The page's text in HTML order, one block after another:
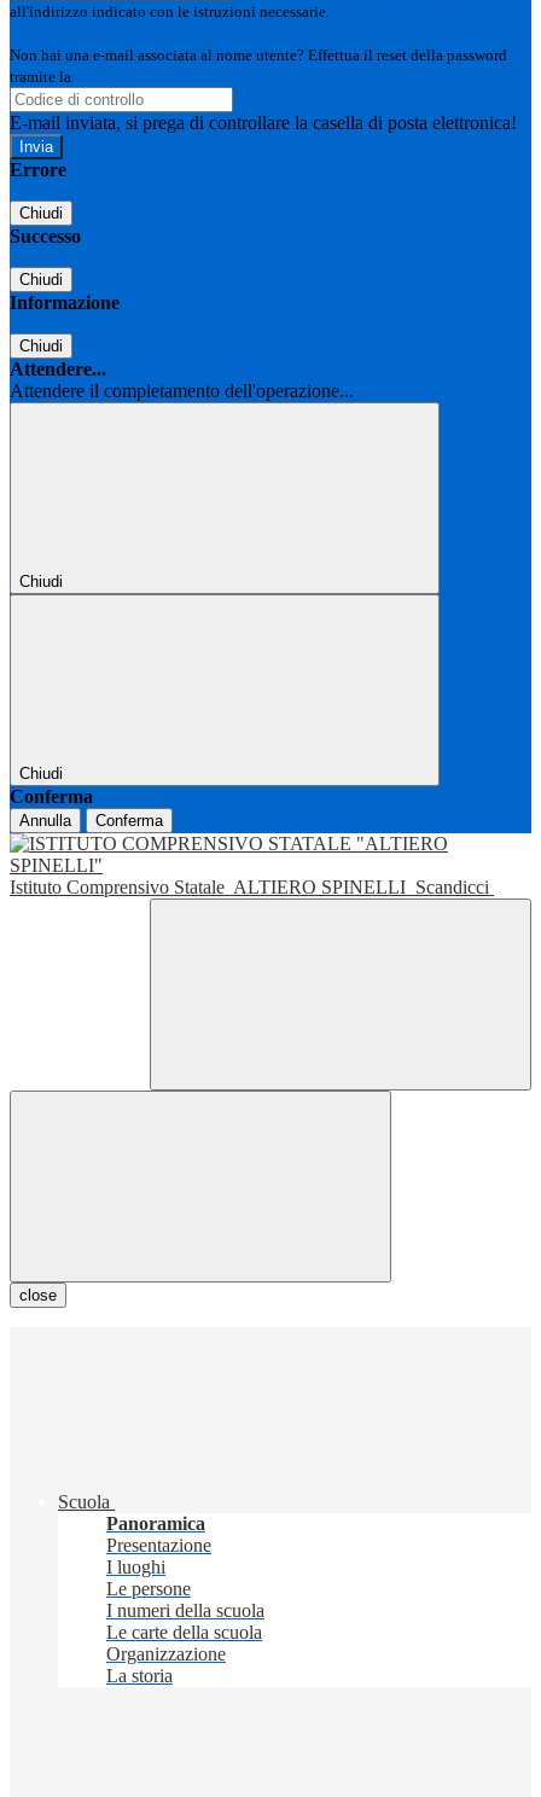
all'indirizzo indicato con le istruzioni necessarie.
Non hai una e-mail associata al nome utente? Effettua il reset della password
tramite la
E-mail inviata, si prega di controllare la casella di posta elettronica!
Errore
Chiudi
Successo
Chiudi
Informazione
Chiudi
Attendere...
Attendere il completamento dell'operazione...
Chiudi
Chiudi
Conferma
Annulla Conferma
Istituto Comprensivo Statale ALTIERO SPINELLI Scandicci
close
Scuola
Panoramica
Presentazione
I luoghi
Le persone
I numeri della scuola
Le carte della scuola
Organizzazione
La storia